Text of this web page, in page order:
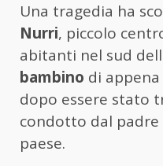
Una tragedia ha
Nurri, piccolo
abitanti nel sud
bambino di
dopo essere stato
condotto dal padre
paese.